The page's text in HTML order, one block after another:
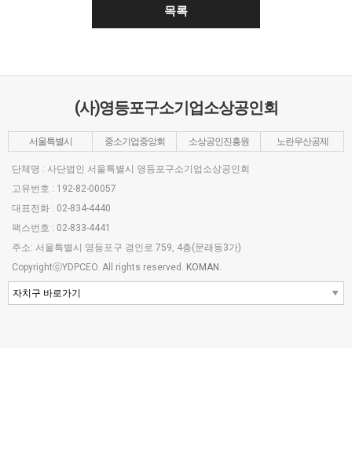
목록
(사)영등포구소기업소상공인회
서울특별시 중소기업중앙회 소상공인진흥원 노란우산공제
단체명 : 사단법인 서울특별시 영등포구소기업소상공인회
고유번호 : 192-82-00057
대표전화 : 02-834-4440
팩스번호 : 02-833-4441
주소: 서울특별시 영등포구 경인로 759, 4층(문래동3가)
CopyrightⓒYDPCEO. All rights reserved. KOMAN.